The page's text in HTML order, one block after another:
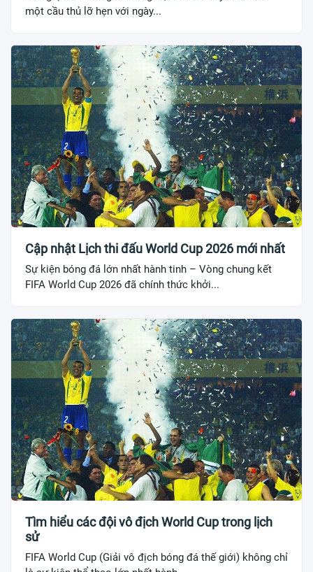
một cầu thủ lỡ hẹn với ngày...
Cập nhật Lịch thi đấu World Cup 2026 mới nhất
Sự kiện bóng đá lớn nhất hành tinh – Vòng chung kết
FIFA World Cup 2026 đã chính thức khởi...
Tìm hiểu các đội vô địch World Cup trong lịch
sử
FIFA World Cup (Giải vô địch bóng đá thế giới) không chỉ